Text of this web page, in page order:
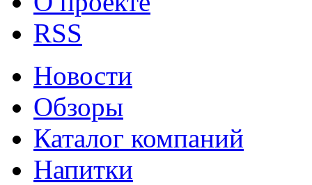
RSS
Новости
Обзоры
Каталог компаний
Напитки